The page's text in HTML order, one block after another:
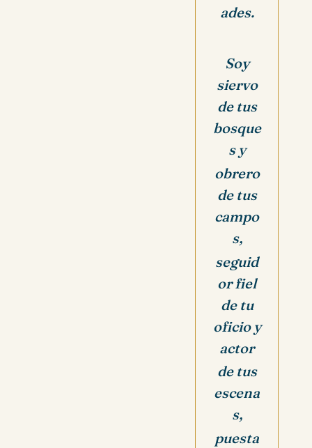
ades.
Soy
siervo
de tus
bosque
s y
obrero
de tus
campo
s,
seguid
or fiel
de tu
oficio y
actor
de tus
escena
s,
puesta